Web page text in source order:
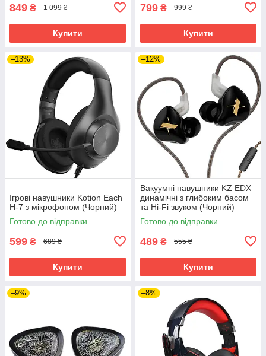
849 ₴ 1 099 ₴
Купити
799 ₴ 999 ₴
Купити
–13%
Ігрові навушники Kotion Each
H-7 з мікрофоном (Чорний)
Готово до відправки
599 ₴ 689 ₴
Купити
–12%
Вакуумні навушники KZ EDX
динамічні з глибоким басом
та Hi-Fi звуком (Чорний)
Готово до відправки
489 ₴ 555 ₴
Купити
–9% –8%